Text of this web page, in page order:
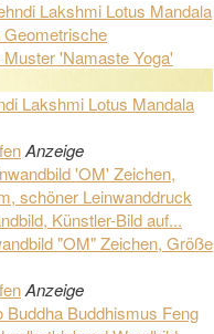
Lakshmi Lotus Mandala
Anzeige
"OM" Zeichen, Größe
Anzeige